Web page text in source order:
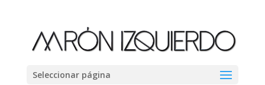
Seleccionar página